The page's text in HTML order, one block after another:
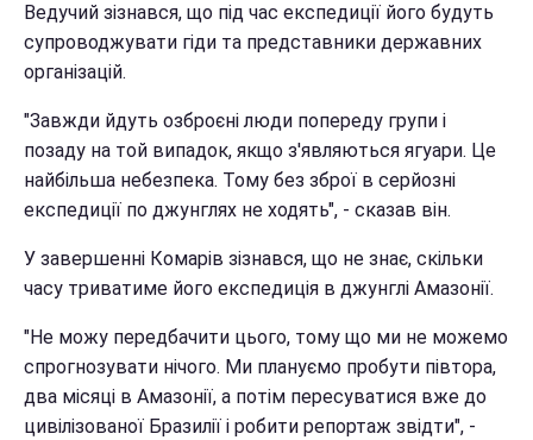
Ведучий зізнався, що під час експедиції його будуть
супроводжувати гіди та представники державних
організацій.
"Завжди йдуть озброєні люди попереду групи і
позаду на той випадок, якщо з'являються ягуари. Це
найбільша небезпека. Тому без зброї в серйозні
експедиції по джунглях не ходять", - сказав він.
У завершенні Комарів зізнався, що не знає, скільки
часу триватиме його експедиція в джунглі Амазонії.
"Не можу передбачити цього, тому що ми не можемо
спрогнозувати нічого. Ми плануємо пробути півтора,
два місяці в Амазонії, а потім пересуватися вже до
цивілізованої Бразилії і робити репортаж звідти", -